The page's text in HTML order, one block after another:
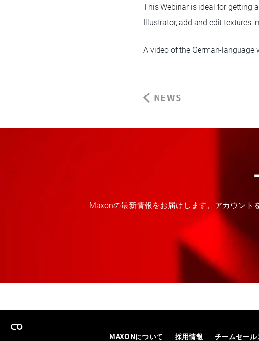
This Webinar is ideal for getting
Illustrator, add and edit
A video of the German-
NEWS
Maxonの最新情報をお届けします。アカウント
MAXONについて 採用情報 チームセール